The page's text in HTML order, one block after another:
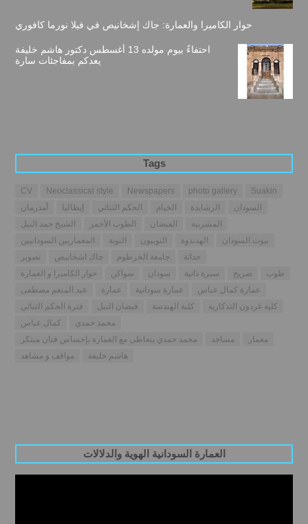
حوار الكاميرا والعمارة: جاك إشخانيص في فيلا نورما كافوري
احتفاءً بيوم مولده 13 أغسطس دكتور هاشم خليفة
يعدكم بمفاجئات سارة
Tags
CV Neoclassical style Newspapers photo gallery
Suakin
أمدرمان
إيطاليا الحكم الثنائي الخيام الرشايدة
السودان
الشيخ حمد النيل
الطوب الأحمر الفيضان
المشربية
المعماريين السودانيين
النوبة النوبيون الهدندوة
بيوت السودان
تصوير
جاك اشخانيص جامعة الخرطوم
حداثة
حوار الكاميرا و العمارة
سواكن سودان سيرة ذاتية ضريح
طوب
عبد المنعم مصطفى
عمارة عمارة سودانية
عمارة كمال عباس
فترة الحكم الثنائي
فيضان النيل كلية الهندسة
كلية غردون التذكارية
كمال عباس
محمد حمدي
محمد حمدي يتعاطى مع العمارة بإحساس فنان مبتكر
مساجد
معمار
مواقف و مشاهد
هاشم خليفة
العمارة السودانية الهوية والدلالات